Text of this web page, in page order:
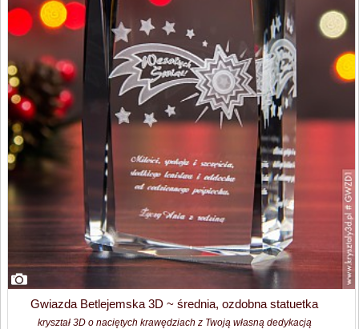
Gwiazda Betlejemska 3D ~ średnia, ozdobna statuetka
kryształ 3D o naciętych krawędziach z Twoją własną dedykacją